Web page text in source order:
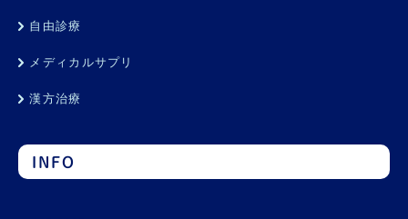
自由診療
メディカルサプリ
漢方治療
INFO